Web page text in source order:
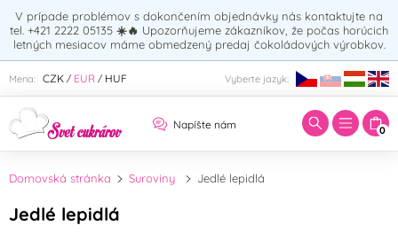
V prípade problémov s dokončením objednávky nás kontaktujte na
tel. +421 2222 05135 ☀️🔥 Upozorňujeme zákazníkov, že počas horúcich
letných mesiacov máme obmedzený predaj čokoládových výrobkov.
Mena: CZK / EUR / HUF Vyberte jazyk:
Napíšte nám 0
Zadajte hľadaný výraz:
Domovská stránka Suroviny Jedlé lepidlá
Jedlé lepidlá